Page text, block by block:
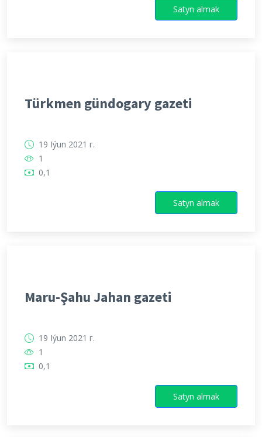
Satyn almak
Türkmen gündogary gazeti
19 Iýun 2021 г.
1
0,1
Satyn almak
Maru-Şahu Jahan gazeti
19 Iýun 2021 г.
1
0,1
Satyn almak